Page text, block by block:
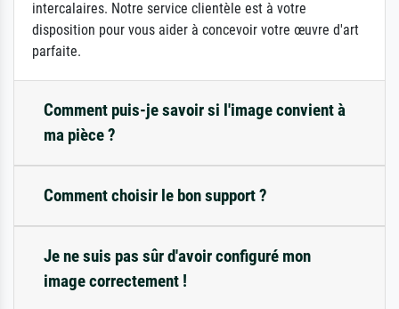
intercalaires. Notre service clientèle est à votre
disposition pour vous aider à concevoir votre œuvre d'art
parfaite.
Comment puis-je savoir si l'image convient à
ma pièce ?
Comment choisir le bon support ?
Je ne suis pas sûr d'avoir configuré mon
image correctement !